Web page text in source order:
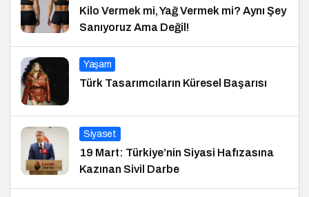
Kilo Vermek mi, Yağ Vermek mi? Aynı Şey
Sanıyoruz Ama Değil!
Yaşam
Türk Tasarımcıların Küresel Başarısı
Siyaset
19 Mart: Türkiye’nin Siyasi Hafızasına
Kazınan Sivil Darbe